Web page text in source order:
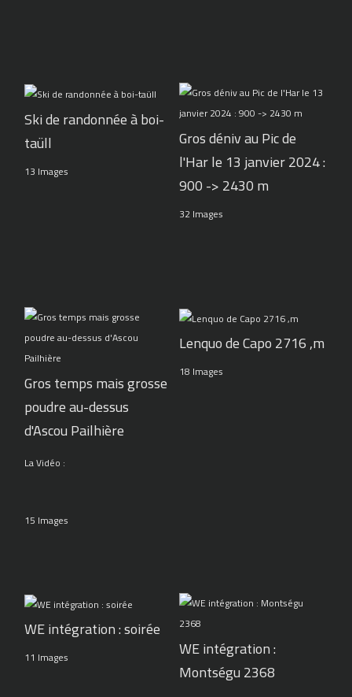
Ski de randonnée à boi-
taüll
13 Images
Gros déniv au Pic de
l'Har le 13 janvier 2024 :
900 -> 2430 m
32 Images
Gros temps mais grosse
poudre au-dessus
d'Ascou Pailhière
La Vidéo :
15 Images
Lenquo de Capo 2716 ,m
18 Images
WE intégration : soirée
11 Images
WE intégration :
Montségu 2368